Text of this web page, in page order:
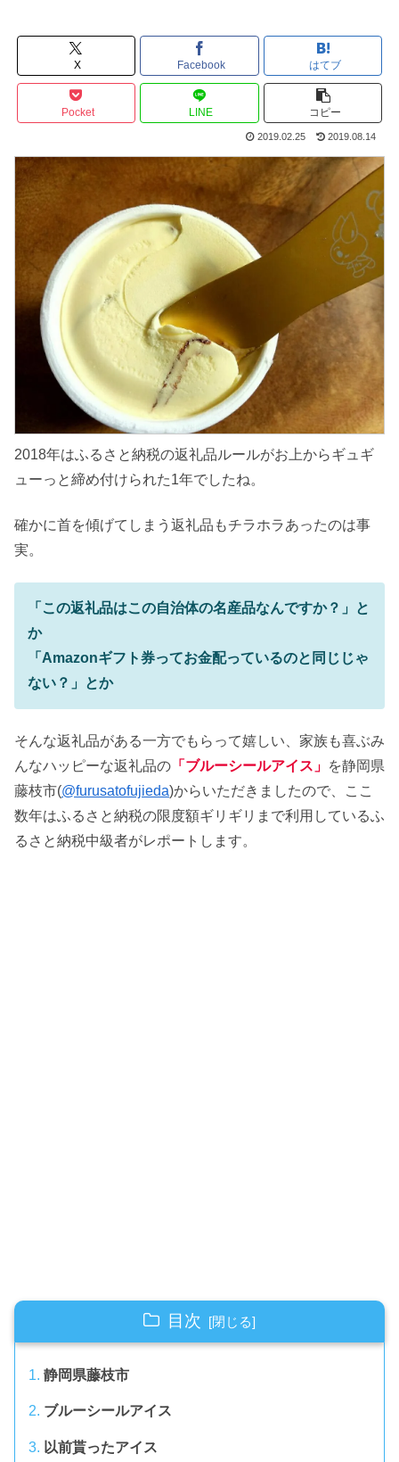
X Facebook はてブ
Pocket LINE コピー
2019.02.25 2019.08.14
2018年はふるさと納税の返礼品ルールがお上からギュギ
ューっと締め付けられた1年でしたね。
確かに首を傾げてしまう返礼品もチラホラあったのは事
実。
「この返礼品はこの自治体の名産品なんですか？」と
か
「Amazonギフト券ってお金配っているのと同じじゃ
ない？」とか
そんな返礼品がある一方でもらって嬉しい、家族も喜ぶみ
んなハッピーな返礼品の 「ブルーシールアイス」 を静岡県
藤枝市(@furusatofujieda)からいただきましたので、ここ
数年はふるさと納税の限度額ギリギリまで利用しているふ
るさと納税中級者がレポートします。
目次
静岡県藤枝市
ブルーシールアイス
以前貰ったアイス